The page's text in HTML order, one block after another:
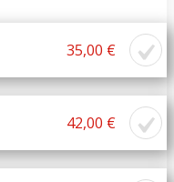
35,00 €
42,00 €